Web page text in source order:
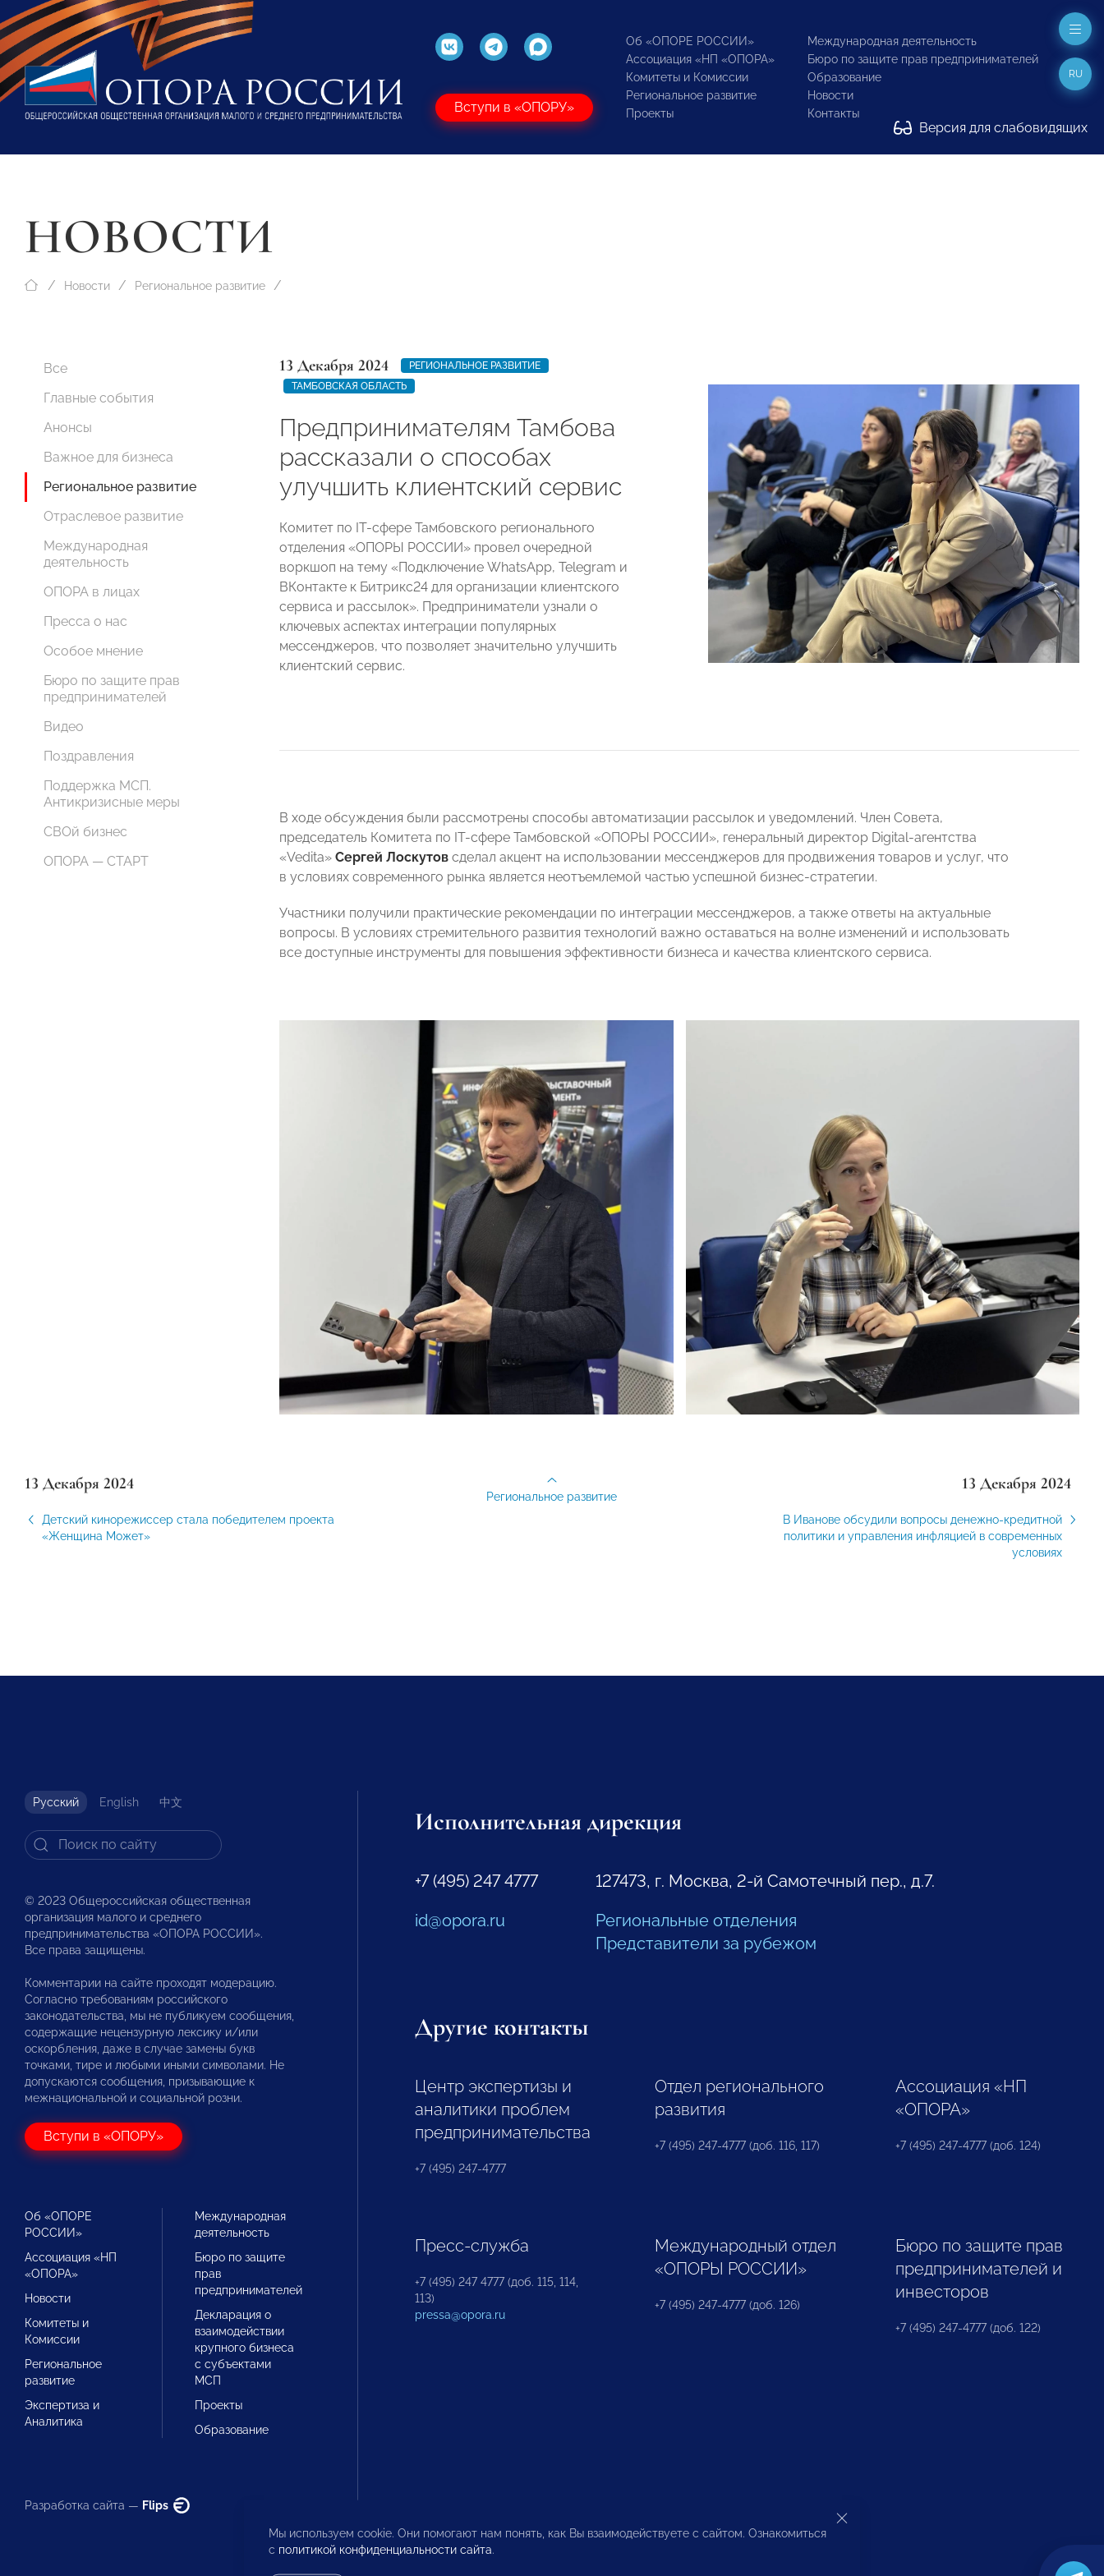
Вступи в «ОПОРУ»
Об «ОПОРЕ РОССИИ»
Ассоциация «НП «ОПОРА»
Комитеты и Комиссии
Региональное развитие
Проекты
Международная деятельность
Бюро по защите прав предпринимателей
Образование
Новости
Контакты
Версия для слабовидящих
RU
НОВОСТИ
Новости Региональное развитие
Все
Главные события
Анонсы
Важное для бизнеса
Региональное развитие
Отраслевое развитие
Международная
деятельность
ОПОРА в лицах
Пресса о нас
Особое мнение
Бюро по защите прав
предпринимателей
Видео
Поздравления
Поддержка МСП.
Антикризисные меры
СВОй бизнес
ОПОРА — СТАРТ
13 Декабря 2024
РЕГИОНАЛЬНОЕ РАЗВИТИЕ
ТАМБОВСКАЯ ОБЛАСТЬ
Предпринимателям Тамбова
рассказали о способах
улучшить клиентский сервис
Комитет по IT-сфере Тамбовского регионального
отделения «ОПОРЫ РОССИИ» провел очередной
воркшоп на тему «Подключение WhatsApp, Telegram и
ВКонтакте к Битрикс24 для организации клиентского
сервиса и рассылок». Предприниматели узнали о
ключевых аспектах интеграции популярных
мессенджеров, что позволяет значительно улучшить
клиентский сервис.
В ходе обсуждения были рассмотрены способы автоматизации рассылок и уведомлений. Член Совета,
председатель Комитета по IT-сфере Тамбовской «ОПОРЫ РОССИИ», генеральный директор Digital-агентства
«Vedita» Сергей Лоскутов сделал акцент на использовании мессенджеров для продвижения товаров и услуг, что
в условиях современного рынка является неотъемлемой частью успешной бизнес-стратегии.
Участники получили практические рекомендации по интеграции мессенджеров, а также ответы на актуальные
вопросы. В условиях стремительного развития технологий важно оставаться на волне изменений и использовать
все доступные инструменты для повышения эффективности бизнеса и качества клиентского сервиса.
13 Декабря 2024
Детский кинорежиссер стала победителем проекта
«Женщина Может»
13 Декабря 2024
В Иванове обсудили вопросы денежно-кредитной
политики и управления инфляцией в современных
условиях
Региональное развитие
Русский English 中文
© 2023 Общероссийская общественная
организация малого и среднего
предпринимательства «ОПОРА РОССИИ».
Все права защищены.
Комментарии на сайте проходят модерацию.
Согласно требованиям российского
законодательства, мы не публикуем сообщения,
содержащие нецензурную лексику и/или
оскорбления, даже в случае замены букв
точками, тире и любыми иными символами. Не
допускаются сообщения, призывающие к
межнациональной и социальной розни.
Вступи в «ОПОРУ»
Об «ОПОРЕ
РОССИИ»
Ассоциация «НП
«ОПОРА»
Новости
Комитеты и
Комиссии
Региональное
развитие
Экспертиза и
Аналитика
Международная
деятельность
Бюро по защите
прав
предпринимателей
Декларация о
взаимодействии
крупного бизнеса
с субъектами
МСП
Проекты
Образование
Разработка сайта — Flips
Исполнительная дирекция
+7 (495) 247 4777
id@opora.ru
127473, г. Москва, 2-й Самотечный пер., д.7.
Региональные отделения
Представители за рубежом
Другие контакты
Центр экспертизы и
аналитики проблем
предпринимательства
+7 (495) 247-4777
Отдел регионального
развития
+7 (495) 247-4777 (доб. 116, 117)
Ассоциация «НП
«ОПОРА»
+7 (495) 247-4777 (доб. 124)
Пресс-служба
+7 (495) 247 4777 (доб. 115, 114,
113)
pressa@opora.ru
Международный отдел
«ОПОРЫ РОССИИ»
+7 (495) 247-4777 (доб. 126)
Бюро по защите прав
предпринимателей и
инвесторов
+7 (495) 247-4777 (доб. 122)
Мы используем cookie. Они помогают нам понять, как Вы взаимодействуете с сайтом. Ознакомиться
с политикой конфиденциальности сайта.